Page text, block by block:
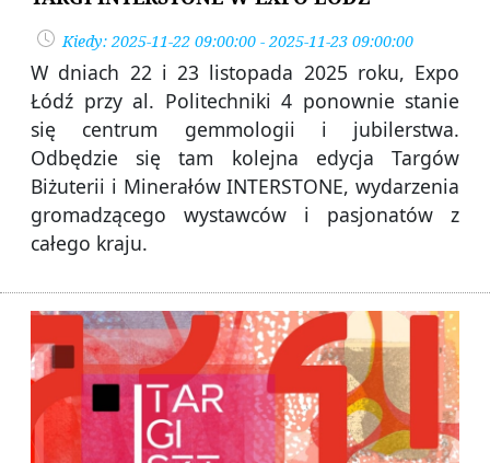
Kiedy: 2025-11-22 09:00:00 - 2025-11-23 09:00:00
W dniach 22 i 23 listopada 2025 roku, Expo
Łódź przy al. Politechniki 4 ponownie stanie
się centrum gemmologii i jubilerstwa.
Odbędzie się tam kolejna edycja Targów
Biżuterii i Minerałów INTERSTONE, wydarzenia
gromadzącego wystawców i pasjonatów z
całego kraju.